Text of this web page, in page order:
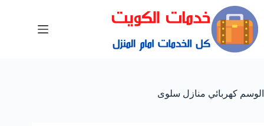
الوسم كهربائي منازل سلوى